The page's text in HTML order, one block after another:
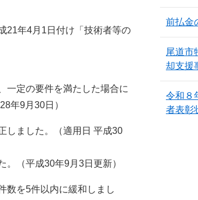
21年4月1日付け「技術者等の
一定の要件を満たした場合に
年9月30日）
しました。（適用日 平成30
（平成30年9月3日更新）
数を5件以内に緩和しまし
前払金
尾道市
却支援
令和８
者表彰